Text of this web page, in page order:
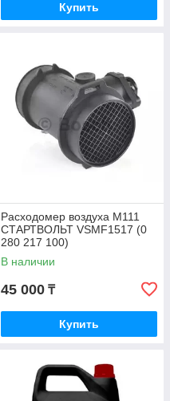
Купить
Расходомер воздуха M111
СТАРТВОЛЬТ VSMF1517 (0
280 217 100)
В наличии
45 000 ₸
Купить